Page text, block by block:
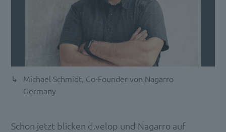
Michael Schmidt, Co-Founder von Nagarro
Germany
Schon jetzt blicken d.velop und Nagarro auf